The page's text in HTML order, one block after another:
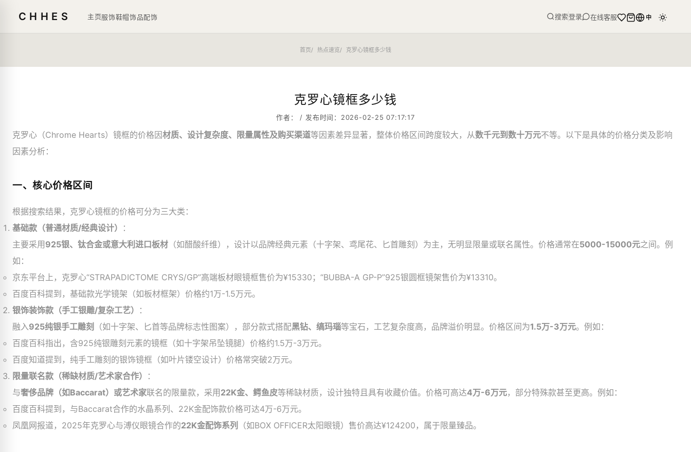
CHHES 主页服饰鞋帽饰品配饰 搜索登录 在线客服 中
首页 热点速览 克罗心镜框多少钱
克罗心镜框多少钱
作者： / 发布时间：2026-02-25 07:17:17
克罗心（Chrome Hearts）镜框的价格因材质、设计复杂度、限量属性及购买渠道等因素差异显著，整体价格区间跨度较大，从数千元到数十万元不等。以下是具体的价格分类及影响
因素分析：
一、核心价格区间
根据搜索结果，克罗心镜框的价格可分为三大类：
基础款（普通材质/经典设计）
：
主要采用 925银、钛合金或意大利进口板材 （如醋酸纤维），设计以品牌经典元素（十字架、鸢尾花、匕首雕刻）为主，无明显限量或联名属性。价格通常在5000-15000元之间。例
如：
京东平台上，克罗心“STRAPADICTOME CRYS/GP”高端板材眼镜框售价为¥15330；“BUBBA-A GP-P”925银圆框镜架售价为¥13310。
百度百科提到，基础款光学镜架（如板材框架）价格约1万-1.5万元。
银饰装饰款（手工银雕/复杂工艺）
：
融入925纯银手工雕刻 （如十字架、匕首等品牌标志性图案），部分款式搭配黑钻、缟玛瑙等宝石，工艺复杂度高，品牌溢价明显。价格区间为1.5万-3万元。例如：
百度百科指出，含925纯银雕刻元素的镜框（如十字架吊坠镜腿）价格约1.5万-3万元。
百度知道提到，纯手工雕刻的银饰镜框（如叶片镂空设计）价格常突破2万元。
限量联名款（稀缺材质/艺术家合作）
：
与奢侈品牌（如Baccarat）或艺术家联名的限量款，采用 22K金、鳄鱼皮等稀缺材质，设计独特且具有收藏价值。价格可高达4万-6万元，部分特殊款甚至更高。例如：
百度百科提到，与Baccarat合作的水晶系列、22K金配饰款价格可达4万-6万元。
凤凰网报道，2025年克罗心与溥仪眼镜合作的22K金配饰系列 （如BOX OFFICER太阳眼镜）售价高达¥124200，属于限量臻品。